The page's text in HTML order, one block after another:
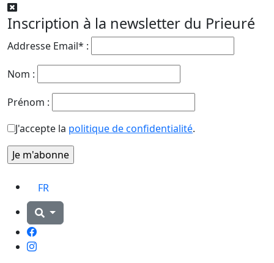
Inscription à la newsletter du Prieuré
Addresse Email* :
Nom :
Prénom :
J'accepte la politique de confidentialité.
FR
Facebook
Instagram